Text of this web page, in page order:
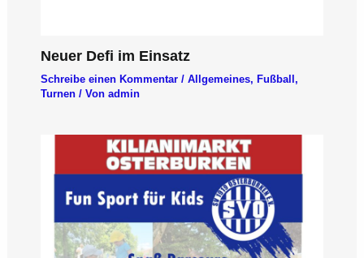
Neuer Defi im Einsatz
Schreibe einen Kommentar / Allgemeines, Fußball ,
Turnen/ Von admin